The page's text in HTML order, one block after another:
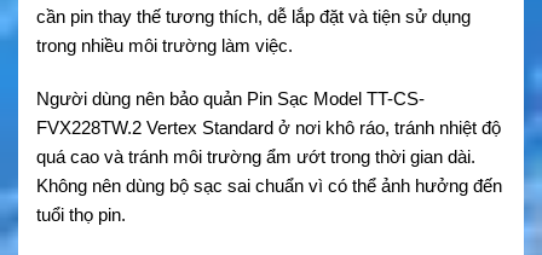
cần pin thay thế tương thích, dễ lắp đặt và tiện sử dụng
trong nhiều môi trường làm việc.
Người dùng nên bảo quản Pin Sạc Model TT-CS-
FVX228TW.2 Vertex Standard ở nơi khô ráo, tránh nhiệt độ
quá cao và tránh môi trường ẩm ướt trong thời gian dài.
Không nên dùng bộ sạc sai chuẩn vì có thể ảnh hưởng đến
tuổi thọ pin.